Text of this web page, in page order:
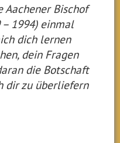
Aachener Bischof
1994) einmal
dich lernen
dein Fragen
die Botschaft
dir zu überliefern